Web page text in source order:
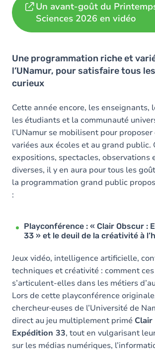
Un avant-goût du
Sciences 2026 en vidéo
Une programmation riche et
l’UNamur, pour satisfaire tous
curieux
Cette année encore, les enseignants,
les étudiants et la communauté
l’UNamur se mobilisent pour
variées aux écoles et au grand public.
expositions, spectacles, observations
diverses, il y en aura pour tous les
la programmation grand public
:
Playconférence : « Clair Obscur :
33 » et le deuil de la créativité à
Jeux vidéo, intelligence artificielle,
techniques et créativité : comment
s’articulent-elles dans les métiers
Lors de cette playconférence
chercheur·euses de l’Université de
direct au jeu multiplement primé Clair
Expédition 33, tout en vulgarisant
sur les médias numériques,